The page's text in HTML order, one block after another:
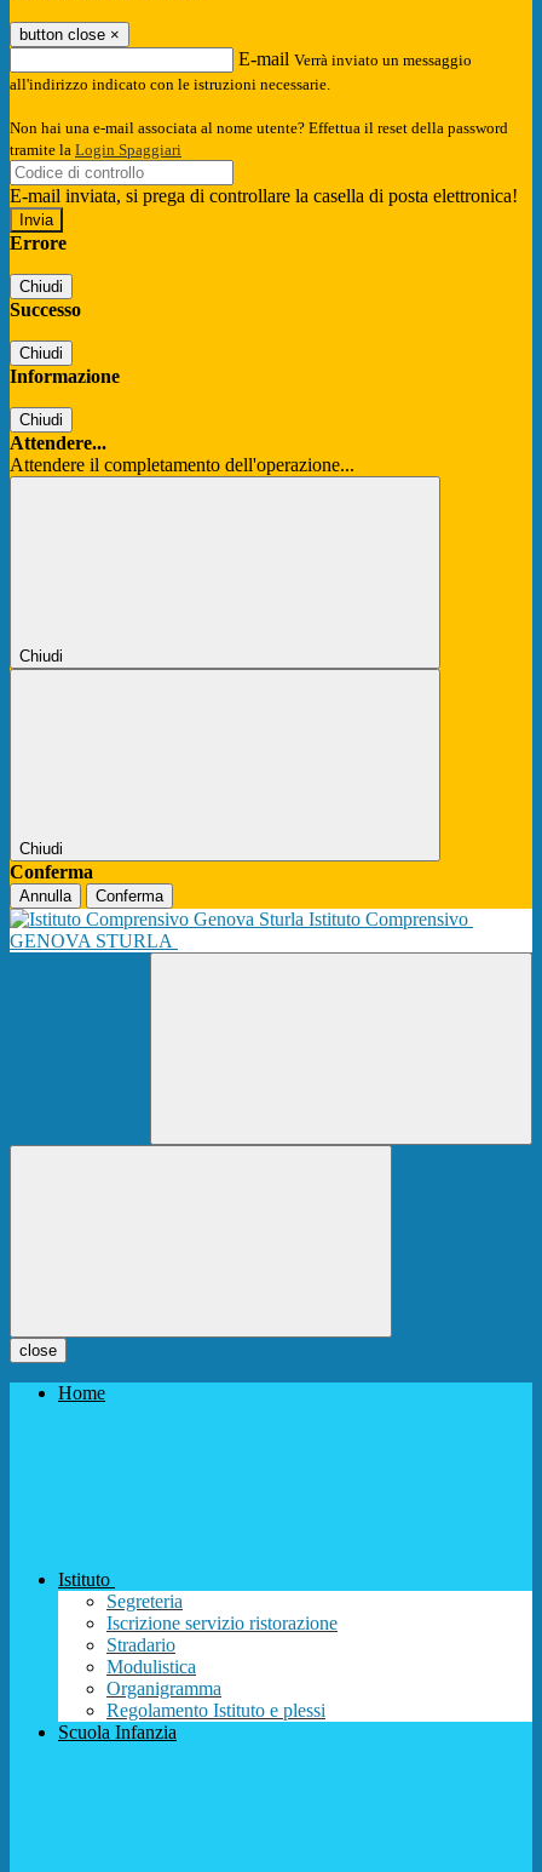
button close ×
E-mail Verrà inviato un messaggio
all'indirizzo indicato con le istruzioni necessarie.
Non hai una e-mail associata al nome utente? Effettua il reset della password
tramite la Login Spaggiari
E-mail inviata, si prega di controllare la casella di posta elettronica!
Errore
Chiudi
Successo
Chiudi
Informazione
Chiudi
Attendere...
Attendere il completamento dell'operazione...
Chiudi
Chiudi
Conferma
Annulla Conferma
Istituto Comprensivo
GENOVA STURLA
close
Home
Istituto
Segreteria
Iscrizione servizio ristorazione
Stradario
Modulistica
Organigramma
Regolamento Istituto e plessi
Scuola Infanzia